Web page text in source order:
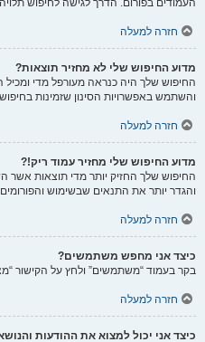
העמודים בפורום. הדרך לגישה לחיפוש
חזרה למעלה
מדוע החיפוש שלי לא מחזיר תוצאות?
החיפוש שלך היה כנראה מעורפל מדי ומכיל
והשתמש באפשרויות הסינון שזמינות
חזרה למעלה
מדוע החיפוש שלי מחזיר עמוד ריק!?
החיפוש שלך החזיק יותר מדי תוצאות
והגדר יותר את התנאים שבשימוש
חזרה למעלה
כיצד אני מחפש משתמשים?
בקר בעמוד “משתמשים” ולחץ על הקישור
חזרה למעלה
כיצד אני יכול למצוא את ההודעות